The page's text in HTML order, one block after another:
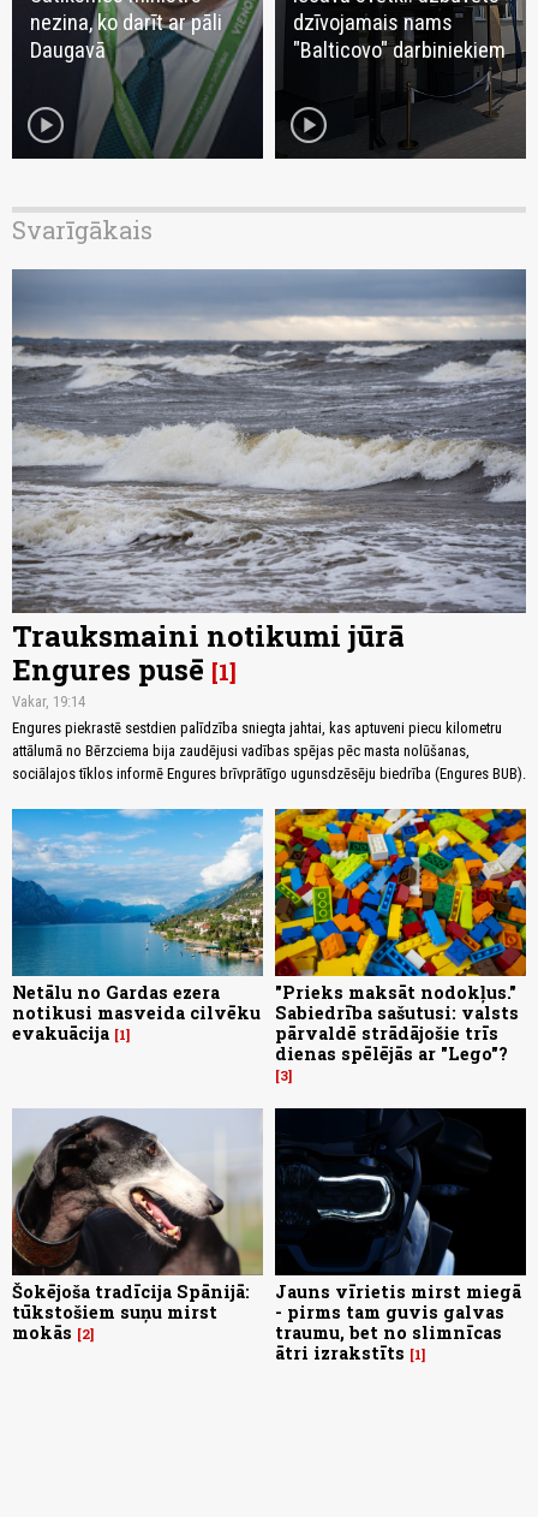
nezina, ko darīt ar pāli
Daugavā
play_circle
dzīvojamais nams
"Balticovo" darbiniekiem
play_circle
Svarīgākais
Trauksmaini notikumi jūrā
Engures pusē 1
Vakar, 19:14
Engures piekrastē sestdien palīdzība sniegta jahtai, kas aptuveni piecu kilometru
attālumā no Bērzciema bija zaudējusi vadības spējas pēc masta nolūšanas,
sociālajos tīklos informē Engures brīvprātīgo ugunsdzēsēju biedrība (Engures BUB).
Netālu no Gardas ezera
notikusi masveida cilvēku
evakuācija 1
"Prieks maksāt nodokļus."
Sabiedrība sašutusi: valsts
pārvaldē strādājošie trīs
dienas spēlējās ar "Lego"?
3
Šokējoša tradīcija Spānijā:
tūkstošiem suņu mirst
mokās
2
Jauns vīrietis mirst miegā
- pirms tam guvis galvas
traumu, bet no slimnīcas
ātri izrakstīts
1